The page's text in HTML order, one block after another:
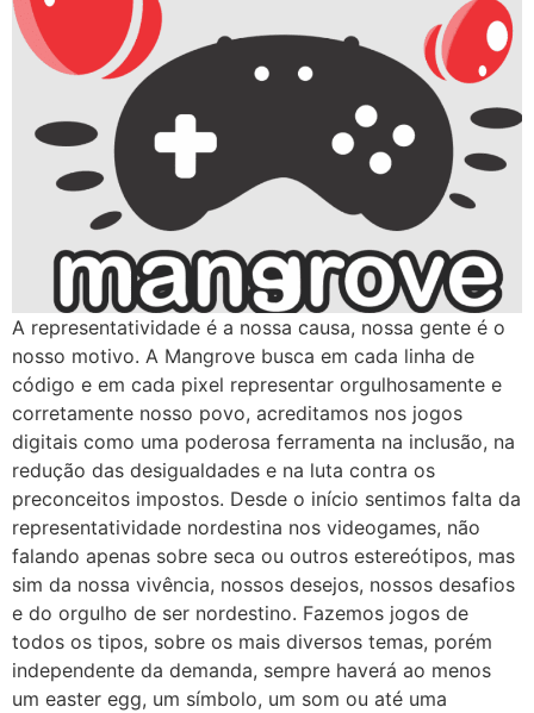
A representatividade é a nossa causa, nossa gente é o
nosso motivo. A Mangrove busca em cada linha de
código e em cada pixel representar orgulhosamente e
corretamente nosso povo, acreditamos nos jogos
digitais como uma poderosa ferramenta na inclusão, na
redução das desigualdades e na luta contra os
preconceitos impostos. Desde o início sentimos falta da
representatividade nordestina nos videogames, não
falando apenas sobre seca ou outros estereótipos, mas
sim da nossa vivência, nossos desejos, nossos desafios
e do orgulho de ser nordestino. Fazemos jogos de
todos os tipos, sobre os mais diversos temas, porém
independente da demanda, sempre haverá ao menos
um easter egg, um símbolo, um som ou até uma